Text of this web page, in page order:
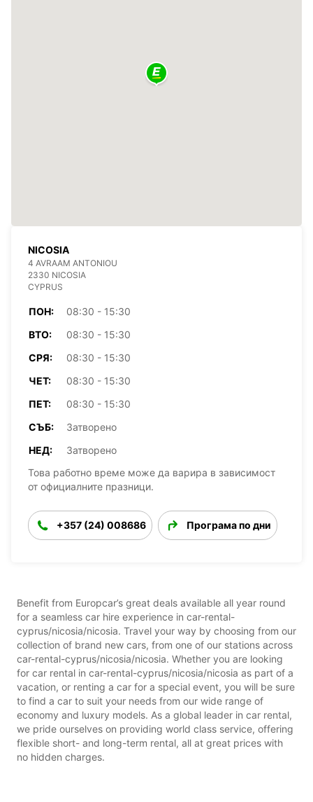
NICOSIA
4 AVRAAM ANTONIOU
2330 NICOSIA
CYPRUS
ПОН:
08:30 - 15:30
ВТО:
08:30 - 15:30
СРЯ:
08:30 - 15:30
ЧЕТ:
08:30 - 15:30
ПЕТ:
08:30 - 15:30
СЪБ:
Затворено
НЕД:
Затворено
Това работно време може да варира в зависимост
от официалните празници.
+357 (24) 008686 Програма по дни
Benefit from Europcar’s great deals available all year round
for a seamless car hire experience in car-rental-
cyprus/nicosia/nicosia. Travel your way by choosing from our
collection of brand new cars, from one of our stations across
car-rental-cyprus/nicosia/nicosia. Whether you are looking
for car rental in car-rental-cyprus/nicosia/nicosia as part of a
vacation, or renting a car for a special event, you will be sure
to find a car to suit your needs from our wide range of
economy and luxury models. As a global leader in car rental,
we pride ourselves on providing world class service, offering
flexible short- and long-term rental, all at great prices with
no hidden charges.